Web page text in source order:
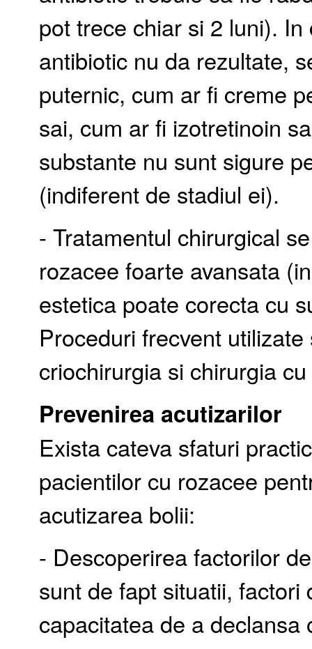
pot trece chiar si 2 luni).
antibiotic nu da rezultate,
puternic, cum ar fi creme
sai, cum ar fi izotretinoin
substante nu sunt sigure
(indiferent de stadiul ei).
- Tratamentul chirurgical
rozacee foarte avansata
estetica poate corecta cu
Proceduri frecvent
criochirurgia si chirurgia
Prevenirea acutizarilor
Exista cateva sfaturi
pacientilor cu rozacee
acutizarea bolii:
- Descoperirea factorilor
sunt de fapt situatii,
capacitatea de a declansa